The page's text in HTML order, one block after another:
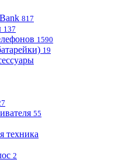
817
137
1590
19
55
техника
2